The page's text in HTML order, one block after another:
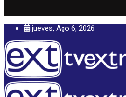
jueves, Ago 6, 2026